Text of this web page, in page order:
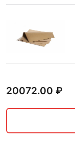
20072.00 ₽